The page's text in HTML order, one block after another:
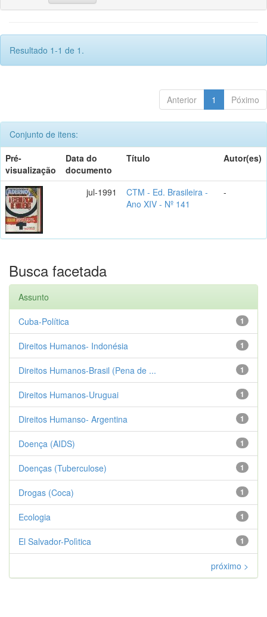
Resultado 1-1 de 1.
Anterior 1 Póximo
Conjunto de itens:
Pré-
visualização
Data do
documento
Título Autor(es)
jul-1991
CTM - Ed. Brasileira -
Ano XIV - Nº 141
-
Busca facetada
Assunto
1
Cuba-Política
1
Direitos Humanos- Indonésia
1
Direitos Humanos-Brasil (Pena de ...
1
Direitos Humanos-Uruguai
1
Direitos Humanso- Argentina
1
Doença (AIDS)
1
Doenças (Tuberculose)
1
Drogas (Coca)
1
Ecologia
1
El Salvador-Polìtica
próximo >